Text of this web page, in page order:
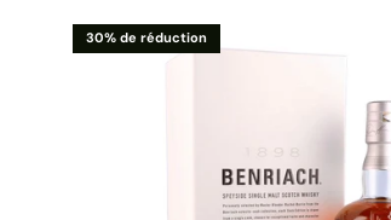
30% de réduction